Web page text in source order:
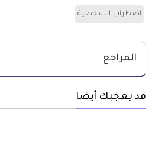
اضطراب الشخصية
المراجع
قد يعجبك أيضا